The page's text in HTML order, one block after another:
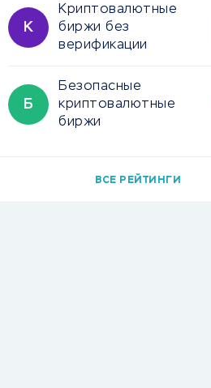
К
Криптовалютные
биржи без
верификации
Б
Безопасные
криптовалютные
биржи
ВСЕ РЕЙТИНГИ